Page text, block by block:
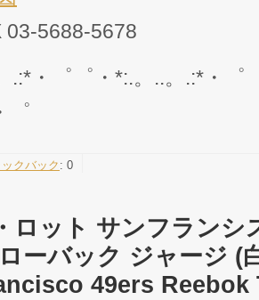
03-5688-5678
.:*・゜゜・*:.。..。.:*・
゜
ックバック : 0
ロット サンフランシ
ーバック ジャージ
49ers